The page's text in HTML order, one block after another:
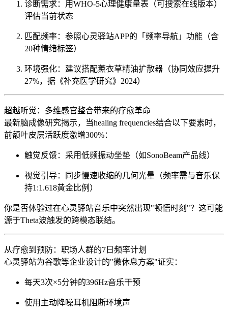
诊断需求：用WHO-5心理健康量表（可搜索在线版本）
评估当前状态
匹配频率：参照心灵驿站APP的「频率导航」功能（含
20种情绪标签）
环境强化：建议搭配薰衣草精油扩散器（协同效应提升
27%，据《补充医学研究》2024）
超越听觉：多维感官整合带来的疗愈革命
最新脑成像研究揭示，当healing frequencies结合以下要素时，
前额叶皮层活跃度激增300%：
触觉反馈：采用低频振动坐垫（如SonoBeam产品线）
视觉引导：同步慢速收缩的几何光晕（频率需与音乐保
持1:1.618黄金比例）
你是否体验过在心灵驿站音乐中突然出现"顿悟时刻"？这可能
源于Theta波触发的跨模态联结。
从疗愈到预防：职场人群的7日频率计划
心灵驿站为谷歌等企业设计的"微休息方案"证实：
每天3次×5分钟的396Hz音乐干预
使用主动降噪耳机阻断环境声